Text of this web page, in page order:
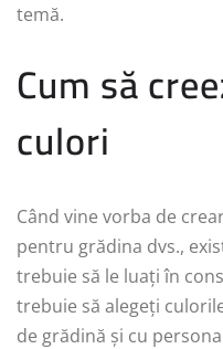
temă.
Cum să
culori
Când vine vorba de
pentru grădina dvs.,
trebuie să le luați în
trebuie să alegeți
de grădină și cu